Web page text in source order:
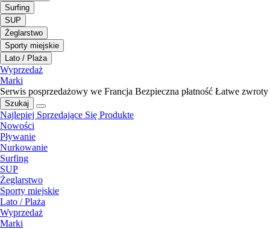
Surfing
SUP
Żeglarstwo
Sporty miejskie
Lato / Plaża
Wyprzedaż
Marki
Serwis posprzedażowy we Francja Bezpieczna płatność Łatwe zwroty
Szukaj
Najlepiej Sprzedające Się Produkte
Nowości
Pływanie
Nurkowanie
Surfing
SUP
Żeglarstwo
Sporty miejskie
Lato / Plaża
Wyprzedaż
Marki